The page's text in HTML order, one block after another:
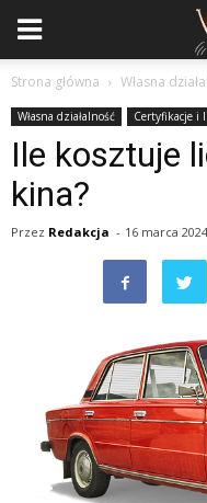
Strona główna Własna
Własna działalność Certyfikacje i
Ile kosztuje
kina?
Przez Redakcja - 16 marca 2024